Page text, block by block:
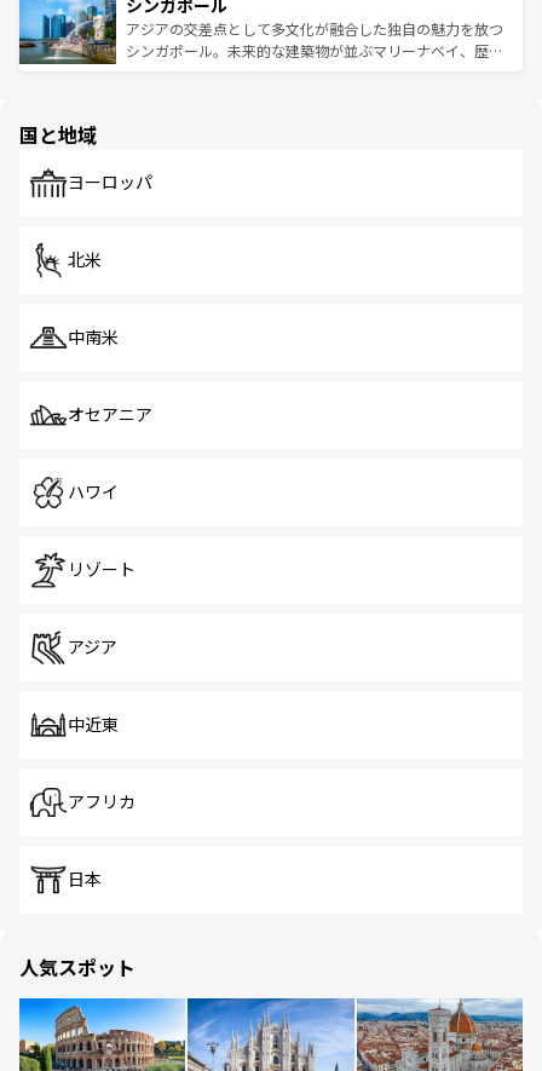
激する。気候は一年中温暖で、どの季節にも異なる楽しみ
が待っている。親しみやすいタイの人々、仏教を中心とし
た文化、そして多様な観光資源が、訪れる旅人を魅了し続
み、どこを訪れても感動するはず。観光スポットが密集し
ており、効率よく見どころを回れるのも魅力。息をのむよ
うな絶景から文化的な体験まで、香港を存分に楽しみ尽く
シンガポール
アジアの交差点として多文化が融合した独自の魅力を放つ
シンガポール。未来的な建築物が並ぶマリーナベイ、歴史
で、ホーカーズは地元の風情を楽しめる外せないスポット
国と地域
ヨーロッパ
北米
中南米
オセアニア
ハワイ
リゾート
アジア
中近東
アフリカ
日本
人気スポット